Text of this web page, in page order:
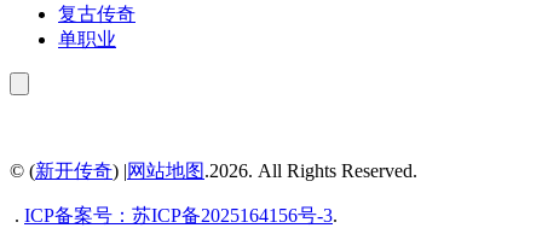
复古传奇
单职业
© (新开传奇) |网站地图.2026. All Rights Reserved.
. ICP备案号： 苏ICP备2025164156号-3.